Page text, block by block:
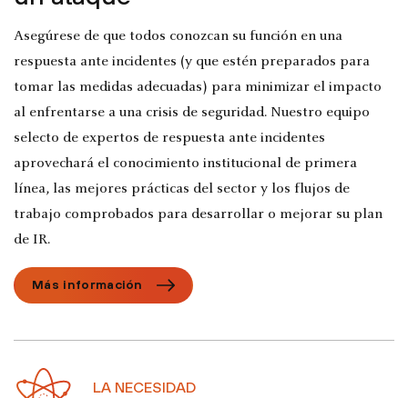
Asegúrese de que todos conozcan su función en una
respuesta ante incidentes (y que estén preparados para
tomar las medidas adecuadas) para minimizar el impacto
al enfrentarse a una crisis de seguridad. Nuestro equipo
selecto de expertos de respuesta ante incidentes
aprovechará el conocimiento institucional de primera
línea, las mejores prácticas del sector y los flujos de
trabajo comprobados para desarrollar o mejorar su plan
de IR.
Más información
LA NECESIDAD